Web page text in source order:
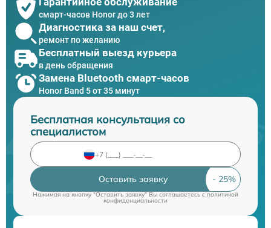
смарт-часов Honor до 3 лет
Диагностика за наш счет,
ремонт по желанию
Бесплатный выезд курьера
в день обращения
Замена Bluetooth смарт-часов
Honor Band 5 от 35 минут
Бесплатная консультация со
специалистом
Оставить заявку
Нажимая на кнопку "Оставить заявку" Вы соглашаетесь cполитикой
конфиденциальности